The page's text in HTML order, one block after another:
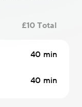
£10 Total
40 min
40 min